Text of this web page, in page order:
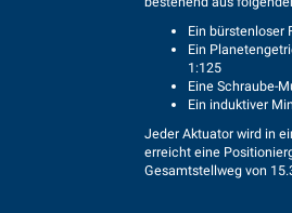
Ein bürstenloser
Ein
1:125
Eine Schraube-
Ein induktiver
Jeder Aktuator wird in
erreicht eine
Gesamtstellweg von